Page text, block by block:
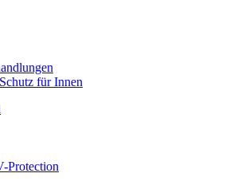
für Innen